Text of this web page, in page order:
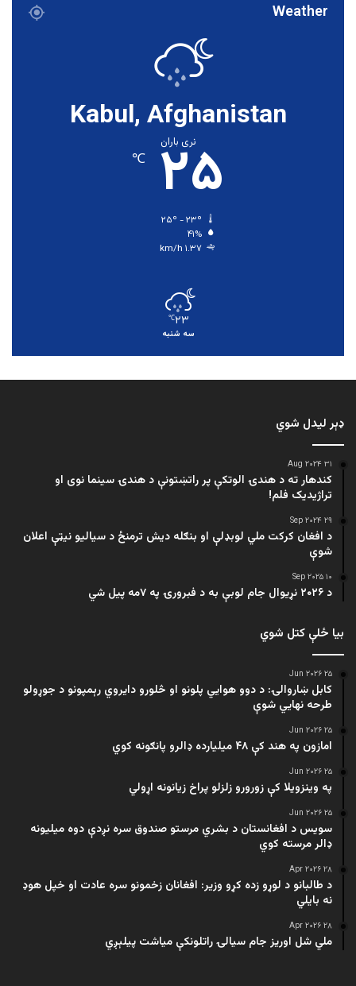
Weather
Kabul, Afghanistan
نری باران
۲۵ ℃
۴۱%
۱.۳۷ km/h
۲۳℃
سه شنبه
ډېر لیدل شوي
۳۱ Aug ۲۰۲۴
کندهار ته د هندۍ الوتکې پر راتښتونې د هندۍ سینما نوی او
تراژيديک فلم!
۲۹ Sep ۲۰۲۴
د افغان کرکت ملي لوبډلې او بنګله دیش ترمنځ د سیالیو نیټې اعلان
شوې
۱۰ Sep ۲۰۲۵
د ۲۰۲۶ نړیوال جام لوبې به د فبرورۍ په ۷مه پیل شي
بیا ځلې کتل شوي
۲۵ Jun ۲۰۲۶
کابل ښاروالۍ: د دوو هوايي پلونو او څلورو دایروي رېمپونو د جوړولو
طرحه نهایي شوې
۲۵ Jun ۲۰۲۶
امازون په هند کې ۴۸ میلیارده ډالرو پانګونه کوي
۲۵ Jun ۲۰۲۶
په وینزویلا کې زورورو زلزلو پراخ زیانونه اړولي
۲۵ Jun ۲۰۲۶
سویس د افغانستان د بشري مرستو صندوق سره نږدې دوه میلیونه
ډالر مرسته کوي
۲۸ Apr ۲۰۲۶
د طالبانو د لوړو زده کړو وزیر: افغانان زخمونو سره عادت او خپل هوډ
نه بایلي
۲۸ Apr ۲۰۲۶
ملي شل اوریز جام سیالۍ راتلونکې میاشت پیلېږي